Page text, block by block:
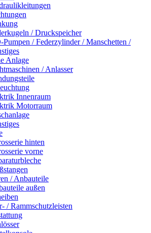
/ Druckspeicher
Pumpen / Federzylinder / Manschetten /
Anlage
/ Anlasser
Innenraum
Motorraum
hinten
vorne
/ Anbauteile
außen
/ Rammschutzleisten